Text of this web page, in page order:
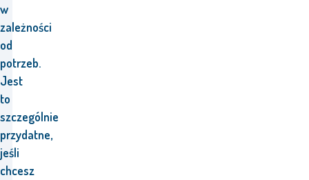
w
zależności
od
potrzeb.
Jest
to
szczególnie
przydatne,
jeśli
chcesz